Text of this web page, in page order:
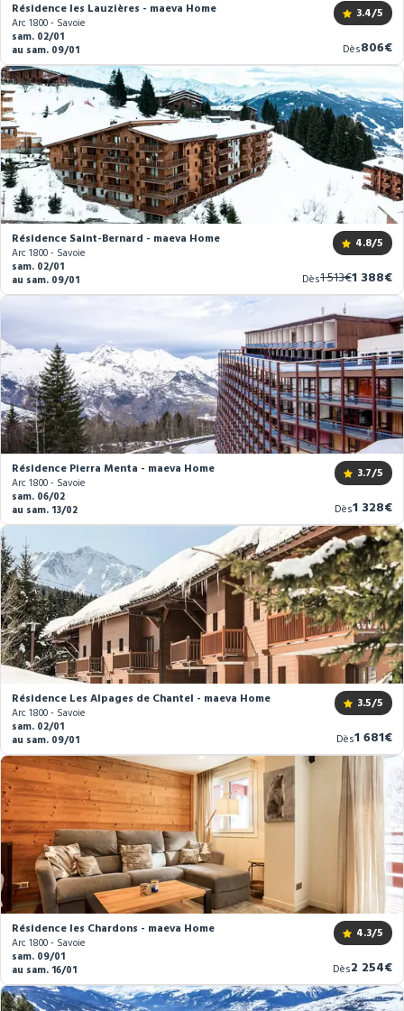
Résidence les Lauzières - maeva Home
Arc 1800 - Savoie
3.4/5
sam. 02/01
au sam. 09/01
Dès
prix
806€
Résidence Saint-Bernard - maeva Home
Arc 1800 - Savoie
4.8/5
sam. 02/01
au sam. 09/01
DèsAncien
prix
1 513€Nouveau
prix
1 388€
Résidence Pierra Menta - maeva Home
Arc 1800 - Savoie
3.7/5
sam. 06/02
au sam. 13/02
DèsNouveau
prix
1 328€
Résidence Les Alpages de Chantel - maeva Home
Arc 1800 - Savoie
3.5/5
sam. 02/01
au sam. 09/01
Dès
prix
1 681€
Résidence les Chardons - maeva Home
Arc 1800 - Savoie
4.3/5
sam. 09/01
au sam. 16/01
DèsNouveau
prix
2 254€